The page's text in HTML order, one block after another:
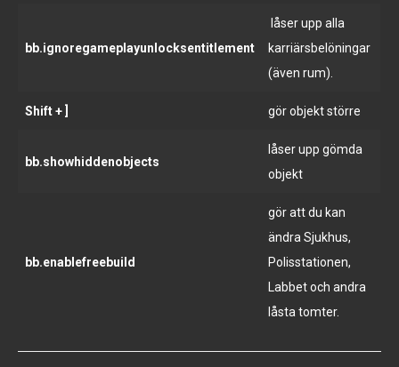
bb.ignoregameplayunlocksentitlement
låser upp alla
karriärsbelöningar
(även rum).
Shift + ] gör objekt större
bb.showhiddenobjects
låser upp gömda
objekt
bb.enablefreebuild
gör att du kan
ändra Sjukhus,
Polisstationen,
Labbet och andra
låsta tomter.